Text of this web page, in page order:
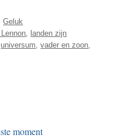
,Geluk
landen zijn
,universum ,vader en zoon
moment